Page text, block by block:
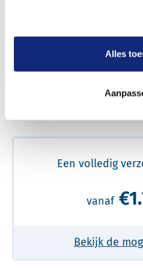
Alles
Een betere uitvaart
Een volledig
vanaf
Bekijk de